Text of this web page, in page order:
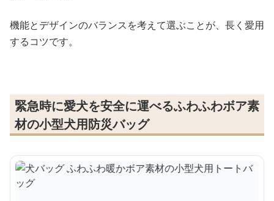
機能とデザインのバランスを考えて選ぶことが、長く愛用
するコツです。
緊急時に愛犬を安全に運べるふわふわボア素
材の小型犬用防災バッグ